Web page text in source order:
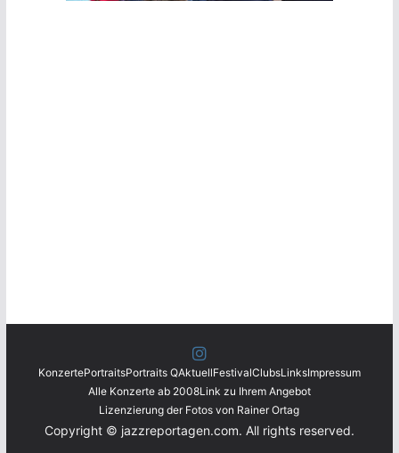
KonzertePortraitsPortraits QAktuellFestivalClubsLinksImpressum
Alle Konzerte ab 2008Link zu Ihrem Angebot
Lizenzierung der Fotos von Rainer Ortag
Copyright © jazzreportagen.com. All rights reserved.